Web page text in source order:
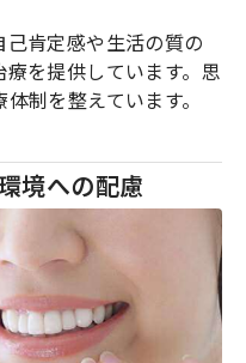
肯定感や生活の質の
を提供しています。思
制を整えています。
境への配慮